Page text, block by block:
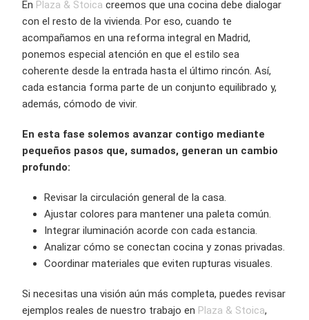
En Plaza & Stoica creemos que una cocina debe dialogar
con el resto de la vivienda. Por eso, cuando te
acompañamos en una reforma integral en Madrid,
ponemos especial atención en que el estilo sea
coherente desde la entrada hasta el último rincón. Así,
cada estancia forma parte de un conjunto equilibrado y,
además, cómodo de vivir.
En esta fase solemos avanzar contigo mediante
pequeños pasos que, sumados, generan un cambio
profundo:
Revisar la circulación general de la casa.
Ajustar colores para mantener una paleta común.
Integrar iluminación acorde con cada estancia.
Analizar cómo se conectan cocina y zonas privadas.
Coordinar materiales que eviten rupturas visuales.
Si necesitas una visión aún más completa, puedes revisar
ejemplos reales de nuestro trabajo en Plaza & Stoica,